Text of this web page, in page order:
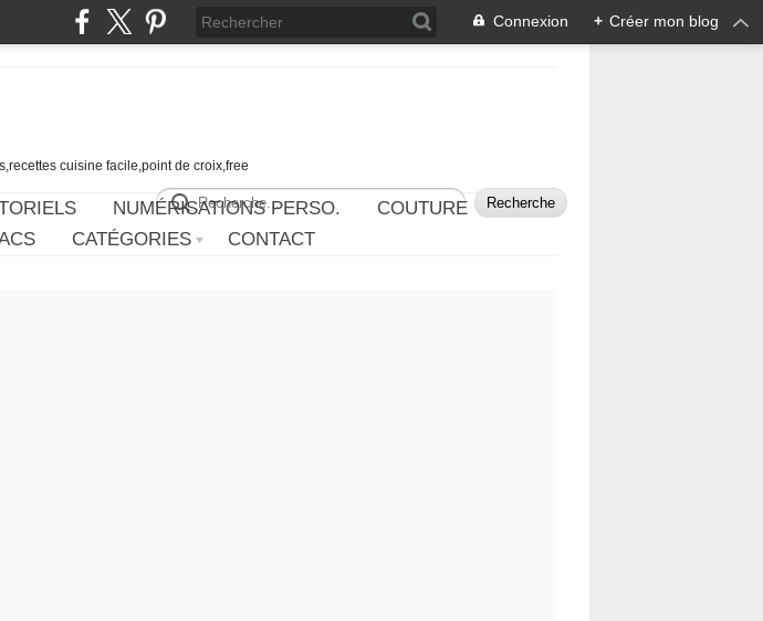
Connexion + Créer mon blog
cuisine facile,point de croix,free
NUMÉRISATIONS PERSO.
COUTURE
CATÉGORIES CONTACT